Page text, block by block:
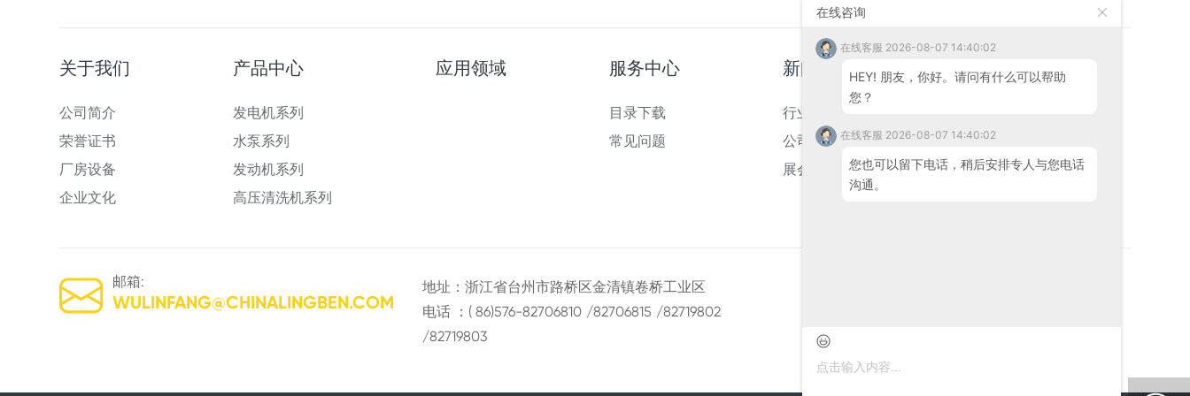
关于我们
公司简介
荣誉证书
厂房设备
企业文化
产品中心
发电机系列
水泵系列
发动机系列
高压清洗机系列
应用领域 服务中心
目录下载
常见问题
新闻资讯
行业新闻
公司新闻
展会新闻
联系我们
在线留言
邮箱:
WULINFANG@CHINALINGBEN.COM
地址：浙江省台州市路桥区金清镇卷桥工业区
电话 ：( 86)576-82706810 /82706815 /82719802
/82719803
在线咨询
在线客服 2026-08-07 14:40:02
HEY! 朋友，你好。请问有什么可以帮助
您？
在线客服 2026-08-07 14:40:02
您也可以留下电话，稍后安排专人与您电话
沟通。